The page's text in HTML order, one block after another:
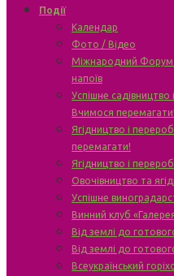
Події
Календар
Фото / Відео
Міжнародний Форум
напоїв
Успішне садівництво
Вчимося перемагати!
Ягідництво і
перемагати!
Ягідництво і
Овочівництво та
Успішне
Винний клуб
Від землі до
Від землі до
Всеукраїнський